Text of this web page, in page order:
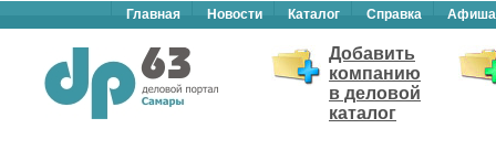
Главная Новости Каталог Справка Афиша
Добавить
компанию
в деловой
каталог